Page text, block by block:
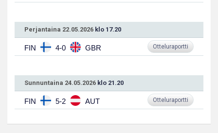
Perjantaina 22.05.2026 klo 17.20
FIN 4-0 GBR Otteluraportti
Sunnuntaina 24.05.2026 klo 21.20
FIN 5-2 AUT Otteluraportti